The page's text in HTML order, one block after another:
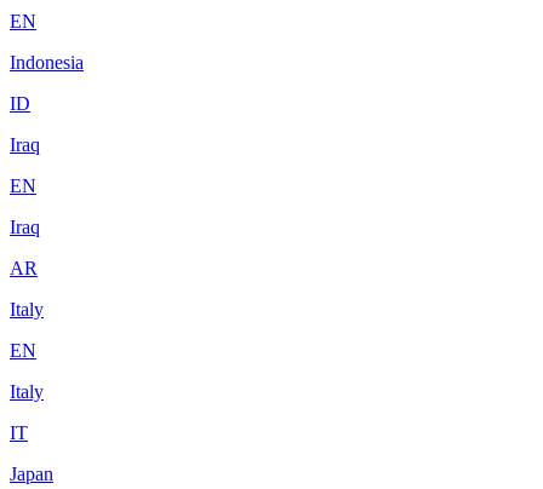
EN
Indonesia
ID
Iraq
EN
Iraq
AR
Italy
EN
Italy
IT
Japan